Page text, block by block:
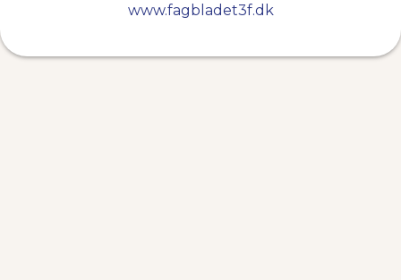
www.fagbladet3f.dk